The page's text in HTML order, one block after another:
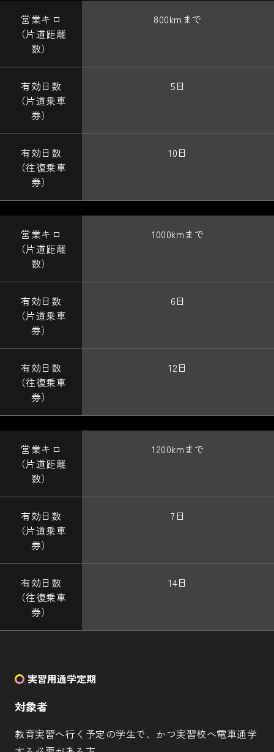
800kmまで
5日
10日
1000kmまで
6日
12日
1200kmまで
7日
14日
実習用通学定期
対象者
教育実習へ行く予定の学生で、かつ実習校へ電車通学